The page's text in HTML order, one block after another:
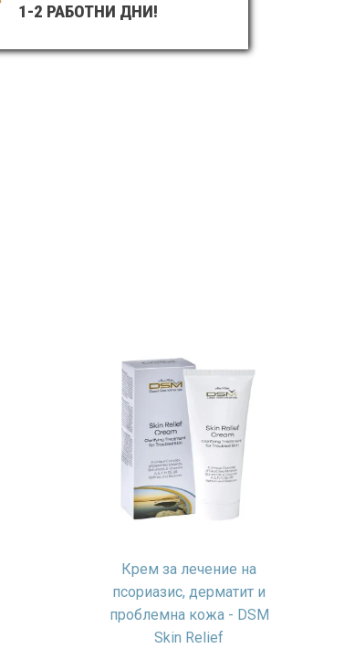
1-2 РАБОТНИ ДНИ!
Крем за лечение на
псориазис, дерматит и
проблемна кожа - DSM
Skin Relief